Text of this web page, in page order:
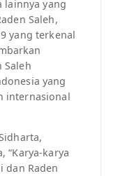
lainnya yang
Saleh,
yang terkenal
Saleh
yang
internasional
“Karya-karya
dan Raden